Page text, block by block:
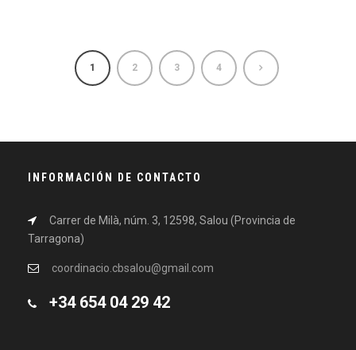
1 2 3 4
INFORMACIÓN DE CONTACTO
Carrer de Milà, núm. 3, 12598, Salou (Provincia de
Tarragona)
coordinacio.cbsalou@gmail.com
+34 654 04 29 42